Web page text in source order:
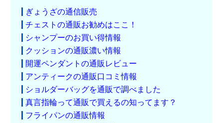
ぎょうざの通信販売
チェストの通販お勧めはここ！
シャンプーのお買い得情報
クッションの通販濃い情報
開運ペンダントの通販レビュー
アンティークの通販口コミ情報
ショルダーバッグを通販で調べました
真言指輪って通販で買えるの知ってます？
フライパンの通販情報